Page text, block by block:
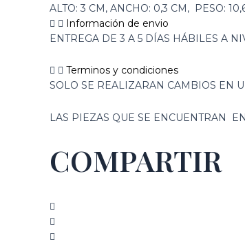
ALTO: 3 CM, ANCHO: 0,3 CM, PESO:
Información de envio
ENTREGA DE 3 A 5 DÍAS HÁBILES A
Terminos y condiciones
SOLO SE REALIZARAN CAMBIOS EN
LAS PIEZAS QUE SE ENCUENTRAN
COMPARTIR